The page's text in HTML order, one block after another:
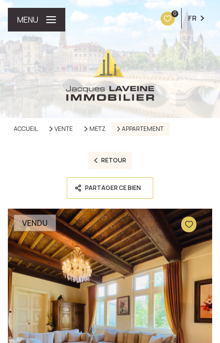
0 FR
MENU
ACCUEIL VENTE METZ APPARTEMENT
RETOUR
PARTAGER CE BIEN
VENDU